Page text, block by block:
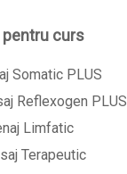
pentru curs
Somatic PLUS
Reflexogen PLUS
Limfatic
Terapeutic